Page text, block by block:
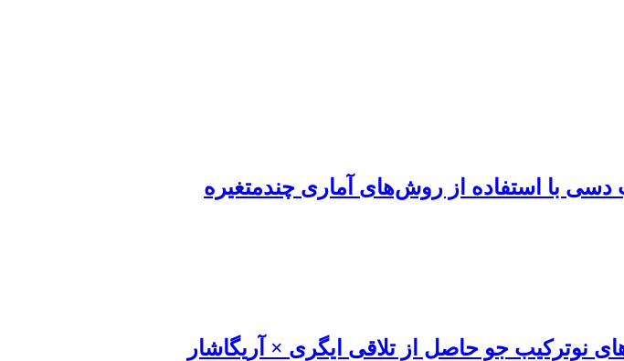
با استفاده از روش‌های آماری چندمتغیره
جو حاصل از تلاقی ایگری × آریگاشار